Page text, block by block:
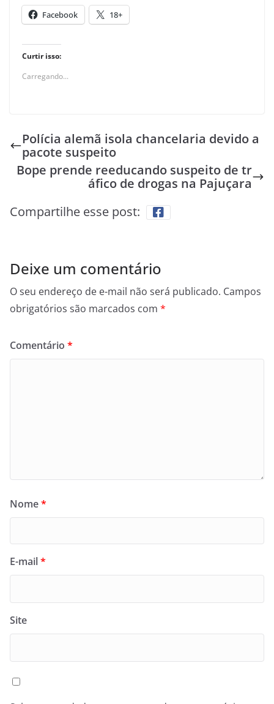
Facebook 18+
Curtir isso:
Carregando...
Polícia alemã isola chancelaria devido a
pacote suspeito
Bope prende reeducando suspeito de tr
áfico de drogas na Pajuçara
Compartilhe esse post:
Deixe um comentário
O seu endereço de e-mail não será publicado. Campos
obrigatórios são marcados com *
Comentário *
Nome*
E-mail*
Site